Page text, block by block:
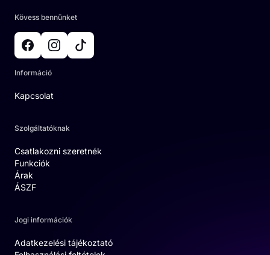
Kövess bennünket
Információ
Kapcsolat
Szolgáltatóknak
Csatlakozni szeretnék
Funkciók
Árak
ÁSZF
Jogi információk
Adatkezelési tájékoztató